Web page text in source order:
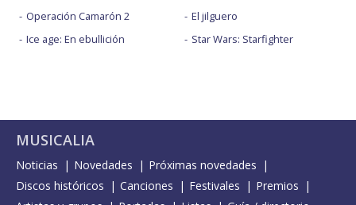
Operación Camarón 2
Ice age: En ebullición
El jilguero
Star Wars: Starfighter
MUSICALIA
Noticias Novedades
Próximas novedades
Discos históricos
Canciones Festivales
Premios